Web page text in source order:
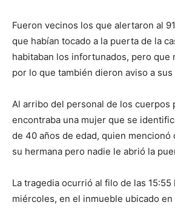
Fueron vecinos los que alertaron al
que habían tocado a la puerta de la
habitaban los infortunados, pero que
por lo que también dieron aviso a
Al arribo del personal de los cuerpos
encontraba una mujer que se
de 40 años de edad, quien mencionó
su hermana pero nadie le abrió la
La tragedia ocurrió al filo de las 15:55
miércoles, en el inmueble ubicado en